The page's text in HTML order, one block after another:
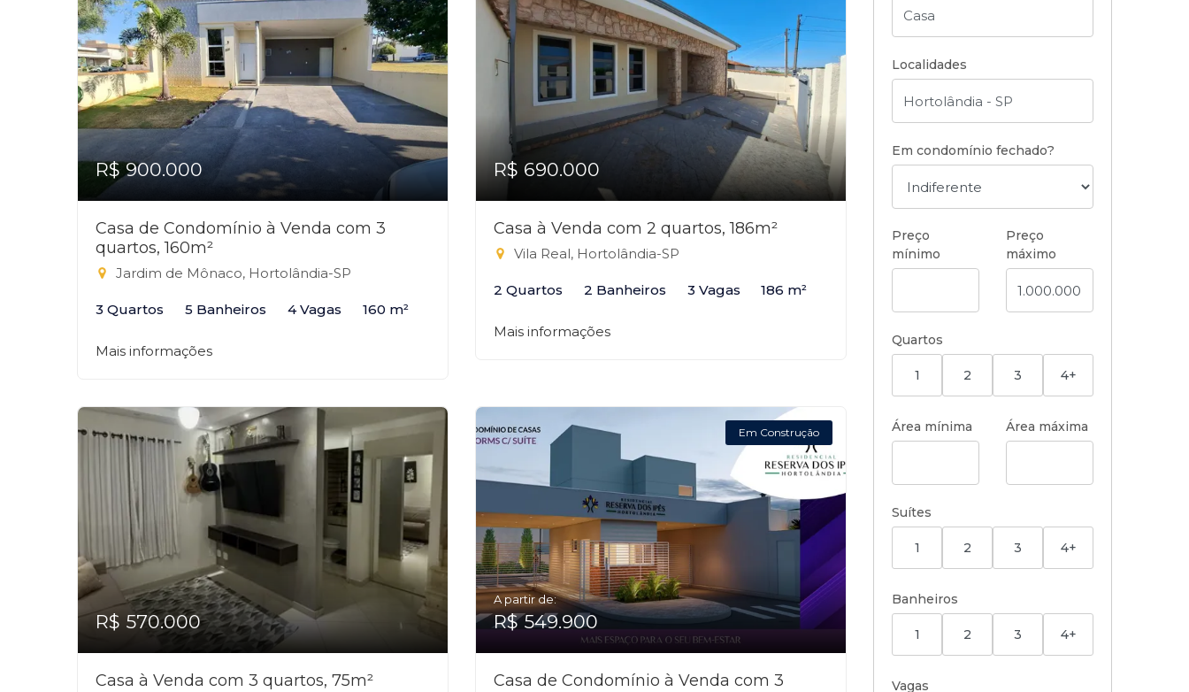
R$ 900.000
Casa de Condomínio à Venda com 3
quartos, 160m²
Jardim de Mônaco, Hortolândia-SP
3 Quartos 5 Banheiros 4 Vagas 160 m²
Mais informações
R$ 690.000
Casa à Venda com 2 quartos, 186m²
Vila Real, Hortolândia-SP
2 Quartos 2 Banheiros 3 Vagas 186 m²
Mais informações
R$ 570.000
Casa à Venda com 3 quartos, 75m²
Em Construção
A partir de:
R$ 549.900
Casa de Condomínio à Venda com 3
Localidades
Em condomínio fechado?
Preço
mínimo
Preço
máximo
Quartos
1 2 3 4+
Área mínima Área máxima
Suítes
1 2 3 4+
Banheiros
1 2 3 4+
Vagas